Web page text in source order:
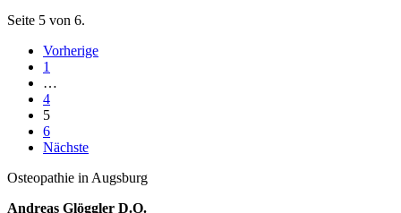
Seite 5 von 6.
Vorherige
1
…
4
5
6
Nächste
Osteopathie in Augsburg
Andreas Glöggler D.O.